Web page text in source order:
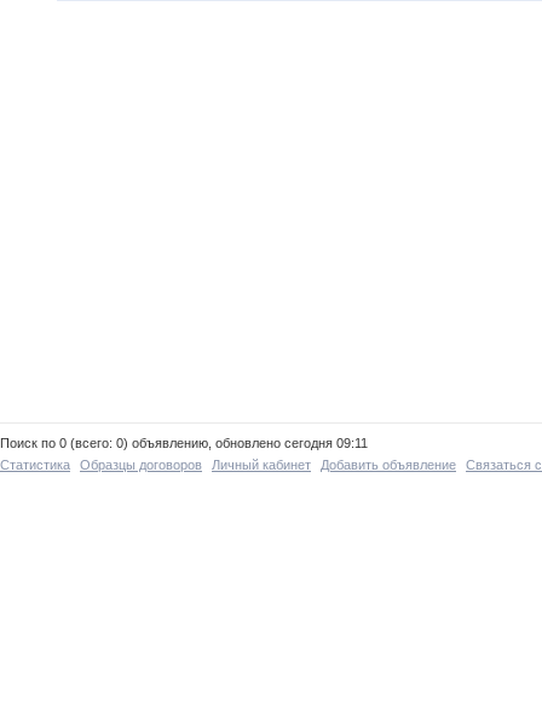
Поиск по 0 (всего: 0) объявлению, обновлено сегодня 09:11
Статистика
Образцы договоров Личный кабинет Добавить объявление Связаться